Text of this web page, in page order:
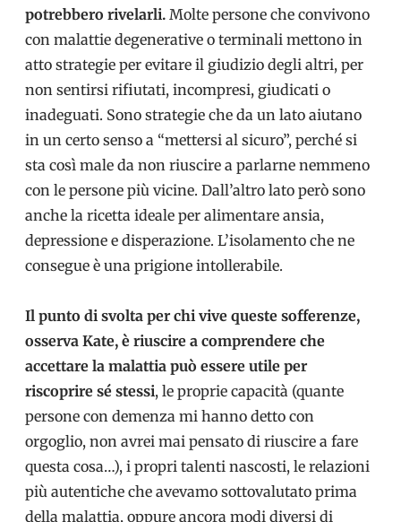
potrebbero rivelarli. Molte persone che convivono
con malattie degenerative o terminali mettono in
atto strategie per evitare il giudizio degli altri, per
non sentirsi rifiutati, incompresi, giudicati o
inadeguati. Sono strategie che da un lato aiutano
in un certo senso a “mettersi al sicuro”, perché si
sta così male da non riuscire a parlarne nemmeno
con le persone più vicine. Dall’altro lato però sono
anche la ricetta ideale per alimentare ansia,
depressione e disperazione. L’isolamento che ne
consegue è una prigione intollerabile.
Il punto di svolta per chi vive queste sofferenze,
osserva Kate, è riuscire a comprendere che
accettare la malattia può essere utile per
riscoprire sé stessi, le proprie capacità (quante
persone con demenza mi hanno detto con
orgoglio, non avrei mai pensato di riuscire a fare
questa cosa…), i propri talenti nascosti, le relazioni
più autentiche che avevamo sottovalutato prima
della malattia, oppure ancora modi diversi di